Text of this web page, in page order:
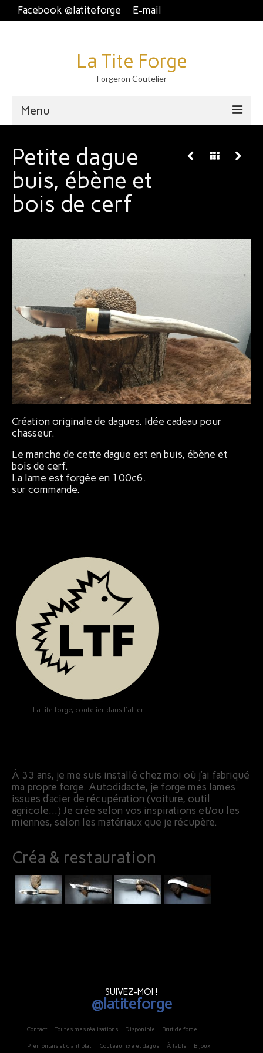
Facebook @latiteforge E-mail
La Tite Forge
Forgeron Coutelier
Menu
Disponible
Brut de forge
Piémontais et crans plat.
Couteau fixe et dague
À table
Bijoux
Petite dague
buis, ébène et
bois de cerf
Création originale de dagues. Idée cadeau pour
chasseur.
Le manche de cette dague est en buis, ébène et
bois de cerf.
La lame est forgée en 100c6.
sur commande.
La tite forge, coutelier dans l'allier
À 33 ans, je me suis installé chez moi où j’ai fabriqué
ma propre forge. Autodidacte, je forge mes lames
issues d’acier de récupération (voiture, outil
agricole…) Je crée selon vos inspirations et/ou les
miennes, selon les matériaux que je récupère.
Créa & restauration
SUIVEZ-MOI !
@latiteforge
Contact Toutes mes réalisations Disponible Brut de forge
Piémontais et crant plat. Couteau fixe et dague À table Bijoux